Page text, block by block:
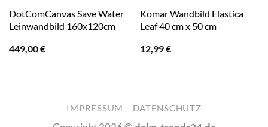
DotComCanvas Save Water
Leinwandbild 160x120cm
449,00€
Komar Wandbild Elastica
Leaf 40 cm x 50 cm
12,99€
IMPRESSUM DATENSCHUTZ